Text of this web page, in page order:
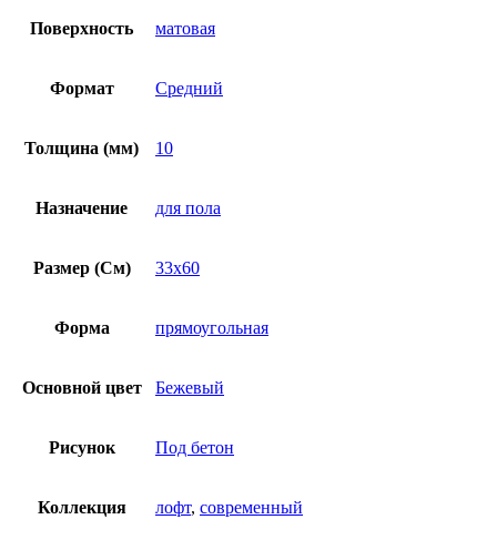
Поверхность матовая
Формат Средний
Толщина (мм) 10
Назначение для пола
Размер (См) 33х60
Форма прямоугольная
Основной цвет Бежевый
Рисунок Под бетон
Коллекция лофт, современный